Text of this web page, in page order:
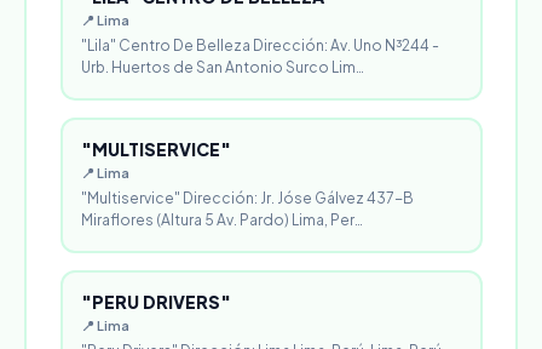
📍 Lima
"Lila" Centro De Belleza Dirección: Av. Uno N³244 -
Urb. Huertos de San Antonio Surco Lim…
"MULTISERVICE"
📍 Lima
"Multiservice" Dirección: Jr. Jóse Gálvez 437-B
Miraflores (Altura 5 Av. Pardo) Lima, Per…
"PERU DRIVERS"
📍 Lima